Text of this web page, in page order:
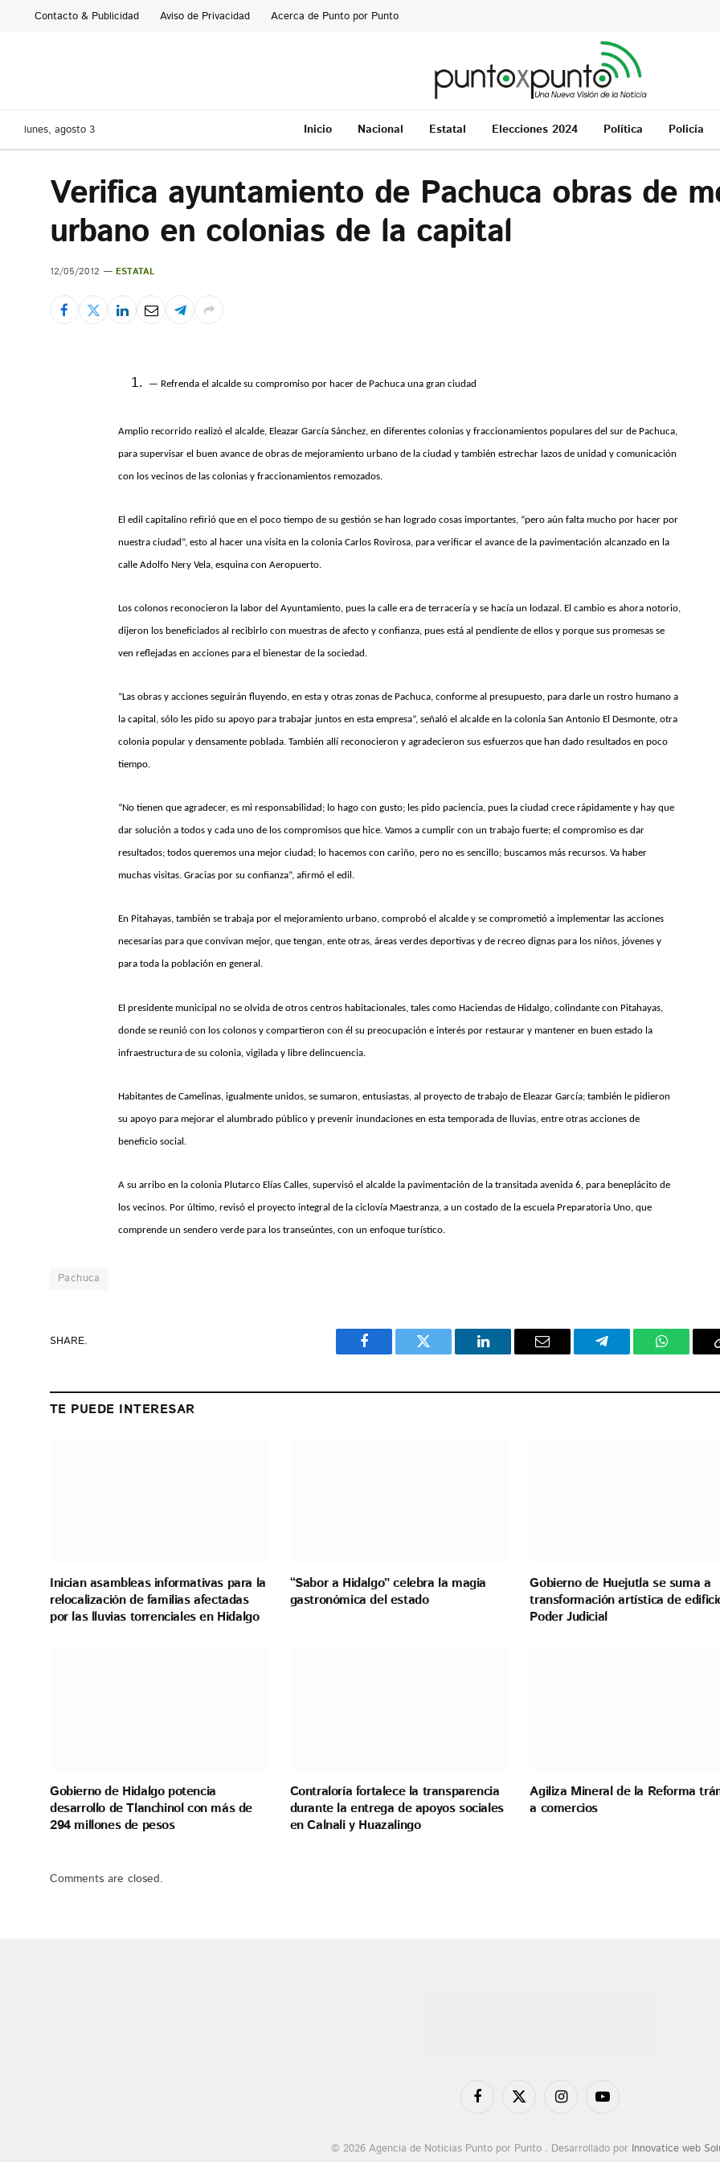
Contacto & Publicidad Aviso de Privacidad Acerca de Punto por Punto
lunes, agosto 3 Inicio Nacional Estatal Elecciones 2024 Política Policía
Verifica ayuntamiento de Pachuca obras de
urbano en colonias de la capital
12/05/2012 ESTATAL
— Refrenda el alcalde su compromiso por hacer de Pachuca una gran ciudad
Amplio recorrido realizó el alcalde, Eleazar García Sánchez, en diferentes colonias y fraccionamientos populares del sur de Pachuca,
para supervisar el buen avance de obras de mejoramiento urbano de la ciudad y también estrechar lazos de unidad y comunicación
con los vecinos de las colonias y fraccionamientos remozados.
El edil capitalino refirió que en el poco tiempo de su gestión se han logrado cosas importantes, “pero aún falta mucho por hacer por
nuestra ciudad”, esto al hacer una visita en la colonia Carlos Rovirosa, para verificar el avance de la pavimentación alcanzado en la
calle Adolfo Nery Vela, esquina con Aeropuerto.
Los colonos reconocieron la labor del Ayuntamiento, pues la calle era de terracería y se hacía un lodazal. El cambio es ahora notorio,
dijeron los beneficiados al recibirlo con muestras de afecto y confianza, pues está al pendiente de ellos y porque sus promesas se
ven reflejadas en acciones para el bienestar de la sociedad.
“Las obras y acciones seguirán fluyendo, en esta y otras zonas de Pachuca, conforme al presupuesto, para darle un rostro humano a
la capital, sólo les pido su apoyo para trabajar juntos en esta empresa”, señaló el alcalde en la colonia San Antonio El Desmonte, otra
colonia popular y densamente poblada. También allí reconocieron y agradecieron sus esfuerzos que han dado resultados en poco
tiempo.
“No tienen que agradecer, es mi responsabilidad; lo hago con gusto; les pido paciencia, pues la ciudad crece rápidamente y hay que
dar solución a todos y cada uno de los compromisos que hice. Vamos a cumplir con un trabajo fuerte; el compromiso es dar
resultados; todos queremos una mejor ciudad; lo hacemos con cariño, pero no es sencillo; buscamos más recursos. Va haber
muchas visitas. Gracias por su confianza”, afirmó el edil.
En Pitahayas, también se trabaja por el mejoramiento urbano, comprobó el alcalde y se comprometió a implementar las acciones
necesarias para que convivan mejor, que tengan, ente otras, áreas verdes deportivas y de recreo dignas para los niños, jóvenes y
para toda la población en general.
El presidente municipal no se olvida de otros centros habitacionales, tales como Haciendas de Hidalgo, colindante con Pitahayas,
donde se reunió con los colonos y compartieron con él su preocupación e interés por restaurar y mantener en buen estado la
infraestructura de su colonia, vigilada y libre delincuencia.
Habitantes de Camelinas, igualmente unidos, se sumaron, entusiastas, al proyecto de trabajo de Eleazar García; también le pidieron
su apoyo para mejorar el alumbrado público y prevenir inundaciones en esta temporada de lluvias, entre otras acciones de
beneficio social.
A su arribo en la colonia Plutarco Elías Calles, supervisó el alcalde la pavimentación de la transitada avenida 6, para beneplácito de
los vecinos. Por último, revisó el proyecto integral de la ciclovía Maestranza, a un costado de la escuela Preparatoria Uno, que
comprende un sendero verde para los transeúntes, con un enfoque turístico.
Pachuca
SHARE.
Facebook Twitter LinkedIn Email Telegram
TE PUEDE INTERESAR
Inician asambleas informativas para la
relocalización de familias afectadas
por las lluvias torrenciales en Hidalgo
“Sabor a Hidalgo” celebra la magia
gastronómica del estado
Gobierno de Huejutla se suma a
transformación artística de
Poder Judicial
Gobierno de Hidalgo potencia
desarrollo de Tlanchinol con más de
294 millones de pesos
Contraloría fortalece la transparencia
durante la entrega de apoyos sociales
en Calnali y Huazalingo
Agiliza Mineral de la Reforma
a comercios
Comments are closed.
FacebookX
InstagramYouTube
© 2026 Agencia de Noticias Punto por Punto . Desarrollado por Innovatice web